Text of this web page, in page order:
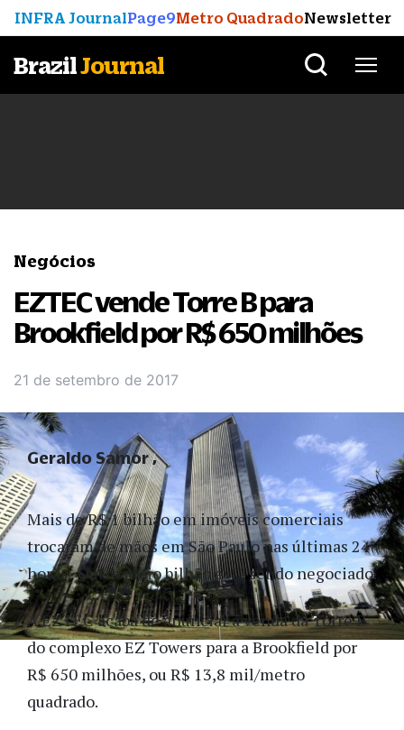
INFRA JournalPage9Metro QuadradoNewsletter
BrazilJournal
Negócios
EZTEC vende Torre B para
Brookfield por R$ 650 milhões
21 de setembro de 2017
Mais de R$ 1 bilhão em imóveis comerciais
trocaram de mãos em São Paulo nas últimas 24
horas. Outro meio bilhão está sendo negociado.
A EZTEC acaba de anunciar a venda da Torre B
do complexo EZ Towers para a Brookfield por
R$ 650 milhões, ou R$ 13,8 mil/metro
quadrado.
Geraldo Samor